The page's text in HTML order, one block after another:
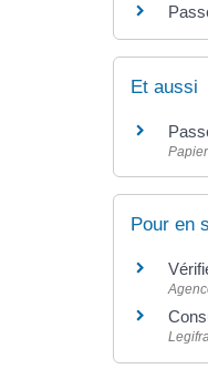
Et aussi
Pour en